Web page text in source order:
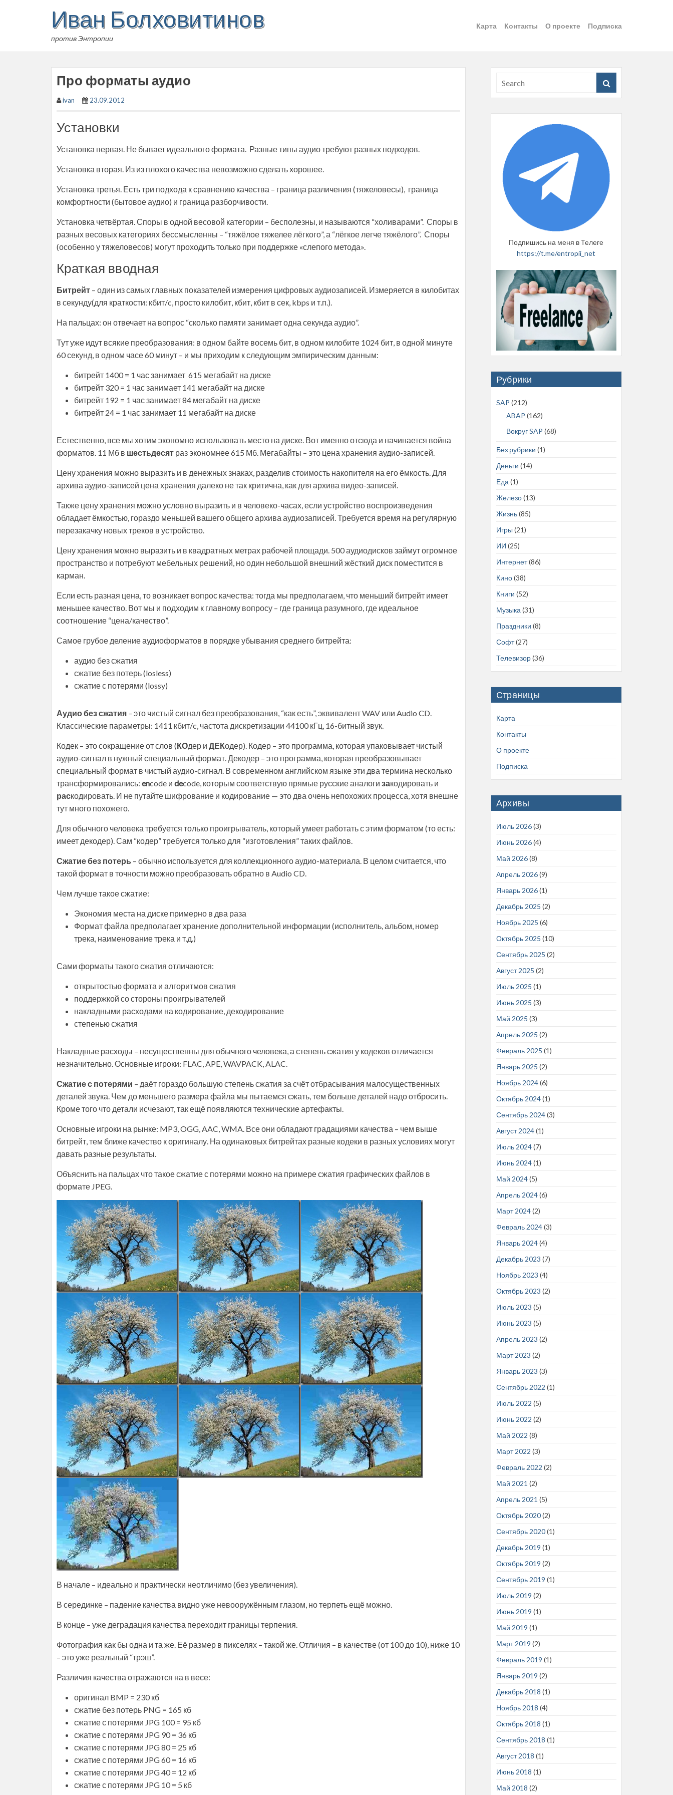
Иван Болховитинов
против Энтропии
Карта Контакты О проекте Подписка
Про форматы аудио
ivan 23.09.2012
Установки
Установка первая. Не бывает идеального формата. Разные типы аудио требуют разных подходов.
Установка вторая. Из из плохого качества невозможно сделать хорошее.
Установка третья. Есть три подхода к сравнению качества – граница различения (тяжеловесы), граница
комфортности (бытовое аудио) и граница разборчивости.
Установка четвёртая. Споры в одной весовой категории – бесполезны, и называются “холиварами”. Споры в
разных весовых категориях бессмысленны – “тяжёлое тяжелее лёгкого”, а “лёгкое легче тяжёлого”. Споры
(особенно у тяжеловесов) могут проходить только при поддержке «слепого метода».
Краткая вводная
Битрейт – один из самых главных показателей измерения цифровых аудиозаписей. Измеряется в килобитах
в секунду(для краткости: кбит/c, просто килобит, кбит, кбит в сек, kbps и т.п.).
На пальцах: он отвечает на вопрос “сколько памяти занимает одна секунда аудио”.
Тут уже идут всякие преобразования: в одном байте восемь бит, в одном килобите 1024 бит, в одной минуте
60 секунд, в одном часе 60 минут – и мы приходим к следующим эмпирическим данным:
битрейт 1400 = 1 час занимает 615 мегабайт на диске
битрейт 320 = 1 час занимает 141 мегабайт на диске
битрейт 192 = 1 час занимает 84 мегабайт на диске
битрейт 24 = 1 час занимает 11 мегабайт на диске
Естественно, все мы хотим экономно использовать место на диске. Вот именно отсюда и начинается война
форматов. 11 Мб в шестьдесят раз экономнее 615 Мб. Мегабайты – это цена хранения аудио-записей.
Цену хранения можно выразить и в денежных знаках, разделив стоимость накопителя на его ёмкость. Для
архива аудио-записей цена хранения далеко не так критична, как для архива видео-записей.
Также цену хранения можно условно выразить и в человеко-часах, если устройство воспроизведения
обладает ёмкостью, гораздо меньшей вашего общего архива аудиозаписей. Требуется время на регулярную
перезакачку новых треков в устройство.
Цену хранения можно выразить и в квадратных метрах рабочей площади. 500 аудиодисков займут огромное
пространство и потребуют мебельных решений, но один небольшой внешний жёсткий диск поместится в
карман.
Если есть разная цена, то возникает вопрос качества: тогда мы предполагаем, что меньший битрейт имеет
меньшее качество. Вот мы и подходим к главному вопросу – где граница разумного, где идеальное
соотношение “цена/качество”.
Самое грубое деление аудиоформатов в порядке убывания среднего битрейта:
аудио без сжатия
сжатие без потерь (losless)
сжатие с потерями (lossy)
Аудио без сжатия – это чистый сигнал без преобразования, “как есть”, эквивалент WAV или Audio CD.
Классические параметры: 1411 кбит/c, частота дискретизации 44100 кГц, 16-битный звук.
Кодек – это сокращение от слов (КОдер и ДЕКодер). Кодер – это программа, которая упаковывает чистый
аудио-сигнал в нужный специальный формат. Декодер – это программа, которая преобразовывает
специальный формат в чистый аудио-сигнал. В современном английском языке эти два термина несколько
трансформировались: encode и decode, которым соответствую прямые русские аналоги закодировать и
раскодировать. И не путайте шифрование и кодирование — это два очень непохожих процесса, хотя внешне
тут много похожего.
Для обычного человека требуется только проигрыватель, который умеет работать с этим форматом (то есть:
имеет декодер). Сам “кодер” требуется только для “изготовления” таких файлов.
Сжатие без потерь – обычно используется для коллекционного аудио-материала. В целом считается, что
такой формат в точности можно преобразовать обратно в Audio CD.
Чем лучше такое сжатие:
Экономия места на диске примерно в два раза
Формат файла предполагает хранение дополнительной информации (исполнитель, альбом, номер
трека, наименование трека и т.д.)
Сами форматы такого сжатия отличаются:
открытостью формата и алгоритмов сжатия
поддержкой со стороны проигрывателей
накладными расходами на кодирование, декодирование
степенью сжатия
Накладные расходы – несущественны для обычного человека, а степень сжатия у кодеков отличается
незначительно. Основные игроки: FLAC, APE, WAVPACK, ALAC.
Сжатие с потерями – даёт гораздо большую степень сжатия за счёт отбрасывания малосущественных
деталей звука. Чем до меньшего размера файла мы пытаемся сжать, тем больше деталей надо отбросить.
Кроме того что детали исчезают, так ещё появляются технические артефакты.
Основные игроки на рынке: MP3, OGG, AAC, WMA. Все они обладают градациями качества – чем выше
битрейт, тем ближе качество к оригиналу. На одинаковых битрейтах разные кодеки в разных условиях могут
давать разные результаты.
Объяснить на пальцах что такое сжатие с потерями можно на примере сжатия графических файлов в
формате JPEG.
В начале – идеально и практически неотличимо (без увеличения).
В серединке – падение качества видно уже невооружённым глазом, но терпеть ещё можно.
В конце – уже деградация качества переходит границы терпения.
Фотография как бы одна и та же. Её размер в пикселях – такой же. Отличия – в качестве (от 100 до 10), ниже 10
– это уже реальный “трэш”.
Различия качества отражаются на в весе:
оригинал BMP = 230 кб
сжатие без потерь PNG = 165 кб
сжатие с потерями JPG 100 = 95 кб
сжатие с потерями JPG 90 = 36 кб
сжатие с потерями JPG 80 = 25 кб
сжатие с потерями JPG 60 = 16 кб
сжатие с потерями JPG 40 = 12 кб
сжатие с потерями JPG 10 = 5 кб
Подпишись на меня в Телеге
https://t.me/entropii_net
Рубрики
SAP (212)
ABAP (162)
Вокруг SAP (68)
Без рубрики (1)
Деньги (14)
Еда (1)
Железо(13)
Жизнь(85)
Игры (21)
ИИ (25)
Интернет(86)
Кино(38)
Книги (52)
Музыка (31)
Праздники (8)
Софт(27)
Телевизор(36)
Страницы
Карта
Контакты
О проекте
Подписка
Архивы
Июль 2026(3)
Июнь 2026(4)
Май 2026(8)
Апрель 2026(9)
Январь 2026(1)
Декабрь 2025 (2)
Ноябрь 2025 (6)
Октябрь 2025 (10)
Сентябрь 2025 (2)
Август 2025 (2)
Июль 2025 (1)
Июнь 2025 (3)
Май 2025 (3)
Апрель 2025 (2)
Февраль 2025 (1)
Январь 2025 (2)
Ноябрь 2024(6)
Октябрь 2024(1)
Сентябрь 2024(3)
Август 2024(1)
Июль 2024(7)
Июнь 2024(1)
Май 2024(5)
Апрель 2024(6)
Март 2024(2)
Февраль 2024(3)
Январь 2024(4)
Декабрь 2023 (7)
Ноябрь 2023 (4)
Октябрь 2023 (2)
Июль 2023 (5)
Июнь 2023 (5)
Апрель 2023 (2)
Март 2023 (2)
Январь 2023 (3)
Сентябрь 2022 (1)
Июль 2022 (5)
Июнь 2022 (2)
Май 2022 (8)
Март 2022 (3)
Февраль 2022 (2)
Май 2021 (2)
Апрель 2021 (5)
Октябрь 2020(2)
Сентябрь 2020(1)
Декабрь 2019 (1)
Октябрь 2019 (2)
Сентябрь 2019 (1)
Июль 2019 (2)
Июнь 2019 (1)
Май 2019 (1)
Март 2019 (2)
Февраль 2019 (1)
Январь 2019 (2)
Декабрь 2018 (1)
Ноябрь 2018 (4)
Октябрь 2018 (1)
Сентябрь 2018 (1)
Август 2018 (1)
Июнь 2018 (1)
Май 2018 (2)